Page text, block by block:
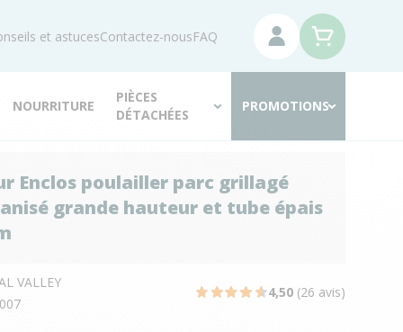
et astucesContactez-nousFAQ
NOURRITURE
PIÈCES
DÉTACHÉES
PROMOTIONS
Enclos poulailler parc grillagé
grande hauteur et tube épais
VALLEY
4,50 (26 avis)